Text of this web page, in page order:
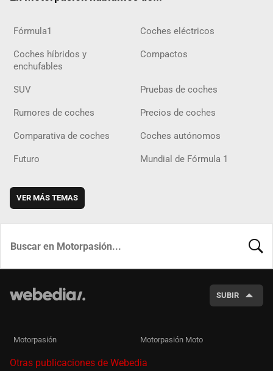
Fórmula1 Coches eléctricos
Coches híbridos y
enchufables
Compactos
SUV Pruebas de coches
Rumores de coches Precios de coches
Comparativa de coches Coches autónomos
Futuro Mundial de Fórmula 1
VER MÁS TEMAS
SUBIR
Motorpasión Motorpasión Moto
Otras publicaciones de Webedia